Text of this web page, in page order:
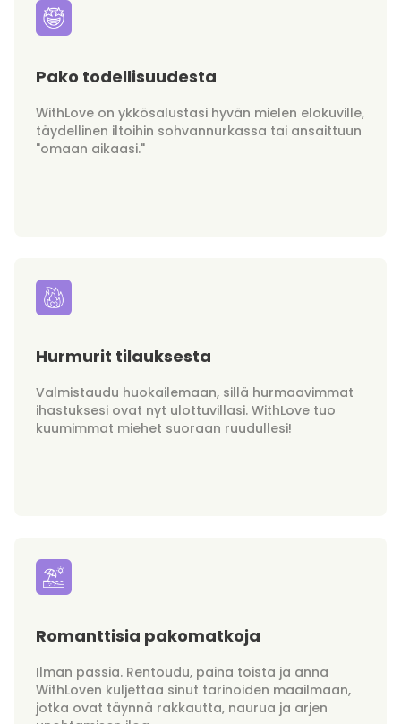
Pako todellisuudesta
WithLove on ykkösalustasi hyvän mielen elokuville,
täydellinen iltoihin sohvannurkassa tai ansaittuun
"omaan aikaasi."
Hurmurit tilauksesta
Valmistaudu huokailemaan, sillä hurmaavimmat
ihastuksesi ovat nyt ulottuvillasi. WithLove tuo
kuumimmat miehet suoraan ruudullesi!
Romanttisia pakomatkoja
Ilman passia. Rentoudu, paina toista ja anna
WithLoven kuljettaa sinut tarinoiden maailmaan,
jotka ovat täynnä rakkautta, naurua ja arjen